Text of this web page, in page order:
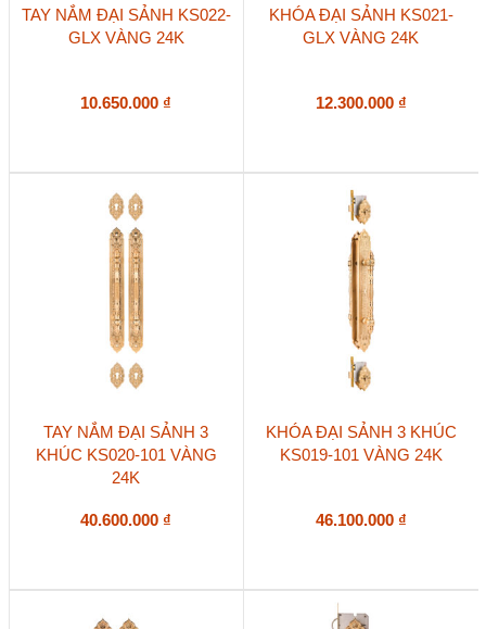
TAY NẮM ĐẠI SẢNH KS022-
GLX VÀNG 24K
10.650.000 ₫
KHÓA ĐẠI SẢNH KS021-
GLX VÀNG 24K
12.300.000 ₫
TAY NẮM ĐẠI SẢNH 3
KHÚC KS020-101 VÀNG
24K
40.600.000 ₫
KHÓA ĐẠI SẢNH 3 KHÚC
KS019-101 VÀNG 24K
46.100.000 ₫